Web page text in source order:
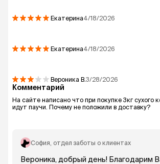
Екатерина4/18/2026
Екатерина4/18/2026
Вероника В. 3/28/2026
Комментарий
На сайте написано что при покупке 3кг сухого
идут паучи. Почему не положили в доставку?
София , отдел заботы о клиентах
Вероника, добрый день! Благодарим